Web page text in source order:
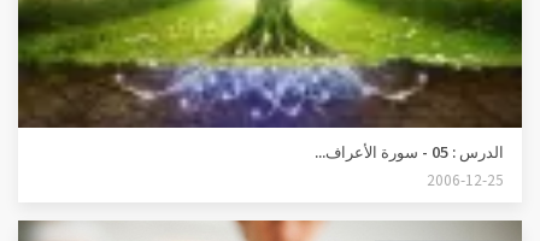
الدرس : 05 - سورة الأعراف...
2006-12-25